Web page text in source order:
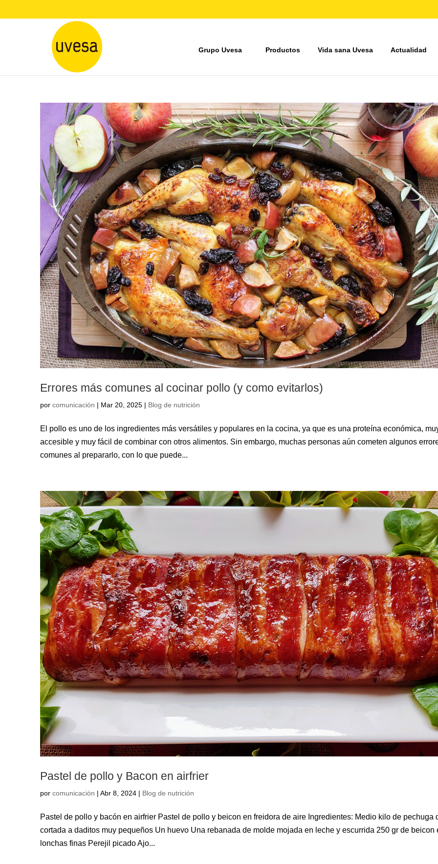
Grupo Uvesa Productos Vida sana Uvesa Actualidad
Errores más comunes al cocinar pollo (y como evitarlos)
por comunicación | Mar 20, 2025 | Blog de nutrición
El pollo es uno de los ingredientes más versátiles y populares en la cocina, ya que es una proteína económica,
accesible y muy fácil de combinar con otros alimentos. Sin embargo, muchas personas aún cometen algunos
comunes al prepararlo, con lo que puede...
Pastel de pollo y Bacon en airfrier
por comunicación | Abr 8, 2024 | Blog de nutrición
Pastel de pollo y bacón en airfrier Pastel de pollo y beicon en freidora de aire Ingredientes: Medio kilo de pechuga
cortada a daditos muy pequeños Un huevo Una rebanada de molde mojada en leche y escurrida 250 gr de beicon
lonchas finas Perejil picado Ajo...